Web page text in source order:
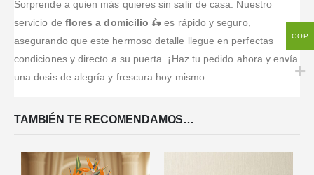
Sorprende a quien más quieres sin salir de casa. Nuestro
servicio de flores a domicilio 🛵 es rápido y seguro,
asegurando que este hermoso detalle llegue en perfectas
condiciones y directo a su puerta. ¡Haz tu pedido ahora y envía
una dosis de alegría y frescura hoy mismo
TAMBIÉN TE RECOMENDAMOS…
COP